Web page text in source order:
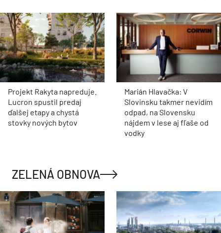
Projekt Rakyta napreduje.
Lucron spustil predaj
ďalšej etapy a chystá
stovky nových bytov
Marián Hlavačka: V
Slovinsku takmer nevidím
odpad, na Slovensku
nájdem v lese aj fľaše od
vodky
ZELENÁ OBNOVA